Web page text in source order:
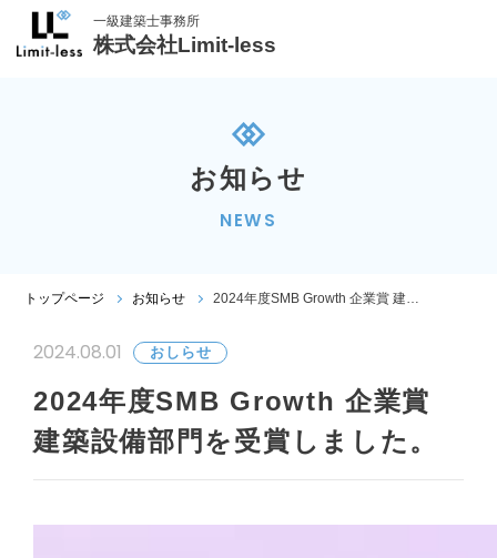
一級建築士事務所
株式会社Limit-less
お知らせ
NEWS
トップページ お知らせ
2024.08.01 おしらせ
2024年度SMB Growth 企業賞
建築設備部門を受賞しました。